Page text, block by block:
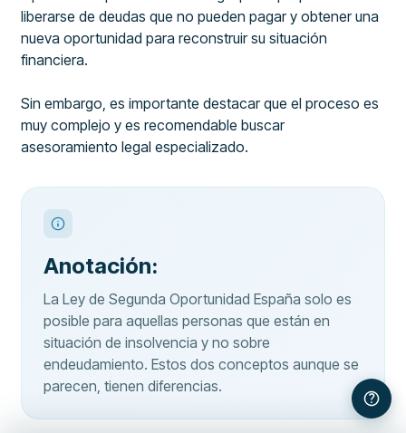
liberarse de deudas que no pueden pagar y obtener una
nueva oportunidad para reconstruir su situación
financiera.
Sin embargo, es importante destacar que el proceso es
muy complejo y es recomendable buscar
asesoramiento legal especializado.
Anotación:
La Ley de Segunda Oportunidad España solo es
posible para aquellas personas que están en
situación de insolvencia y no sobre
endeudamiento. Estos dos conceptos aunque se
parecen, tienen diferencias.